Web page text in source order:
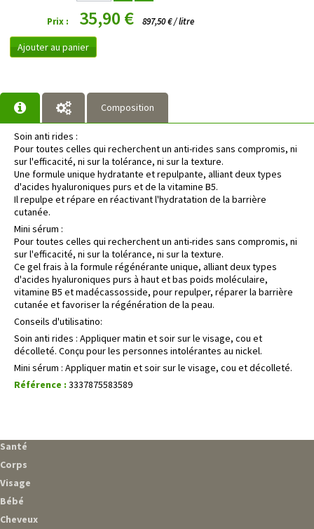
Prix : 35,90 € 897,50 € / litre
Ajouter au panier
Composition
Soin anti rides :
Pour toutes celles qui recherchent un anti-rides sans compromis, ni
sur l'efficacité, ni sur la tolérance, ni sur la texture.
Une formule unique hydratante et repulpante, alliant deux types
d'acides hyaluroniques purs et de la vitamine B5.
Il repulpe et répare en réactivant l'hydratation de la barrière
cutanée.
Mini sérum :
Pour toutes celles qui recherchent un anti-rides sans compromis, ni
sur l'efficacité, ni sur la tolérance, ni sur la texture.
Ce gel frais à la formule régénérante unique, alliant deux types
d'acides hyaluroniques purs à haut et bas poids moléculaire,
vitamine B5 et madécassosside, pour repulper, réparer la barrière
cutanée et favoriser la régénération de la peau.
Conseils d'utilisatino:
Soin anti rides : Appliquer matin et soir sur le visage, cou et
décolleté. Conçu pour les personnes intolérantes au nickel.
Mini sérum : Appliquer matin et soir sur le visage, cou et décolleté.
Référence : 3337875583589
Santé
Corps
Visage
Bébé
Cheveux